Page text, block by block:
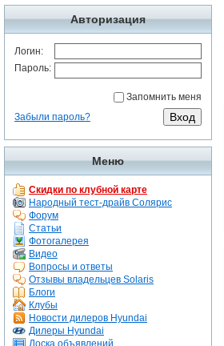
Авторизация
Логин:
Пароль:
Запомнить меня
Забыли пароль?
Меню
Скидки по клубной карте
Народный тест-драйв Солярис
Форум
Статьи
Фотогалерея
Видео
Вопросы и ответы
Отзывы владельцев Solaris
Блоги
Клубы
Новости дилеров Hyundai
Дилеры Hyundai
Доска объявлений